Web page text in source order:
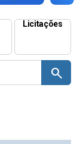
Licitações
search